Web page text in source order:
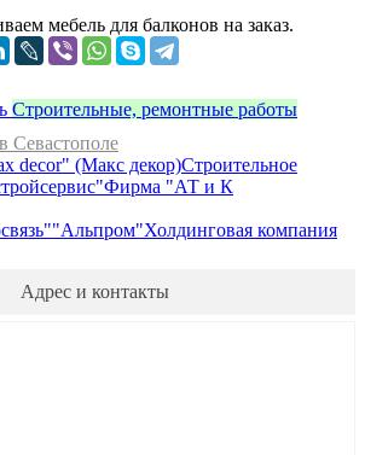
мебель для балконов на заказ.
Строительные, ремонтные работы
Севастополе
decor" (Макс декор)Строительное
Фирма "АТ и К
"Альпром"Холдинговая компания
Адрес и контакты